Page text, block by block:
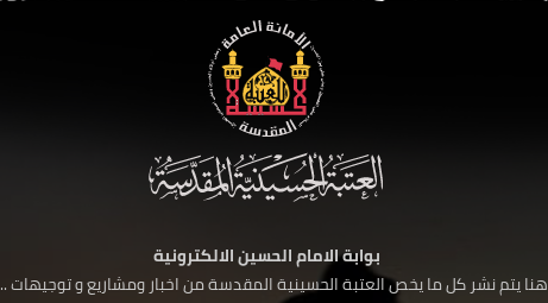
بوابة الامام الحسين الالكترونية
هنا يتم نشر كل ما يخص العتبة الحسينية المقدسة من اخبار ومشاريع و توجيهات